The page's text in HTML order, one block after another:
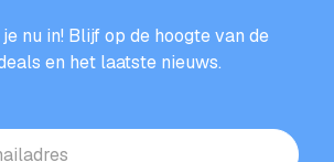
nu in! Blijf op de hoogte van de
en het laatste nieuws.